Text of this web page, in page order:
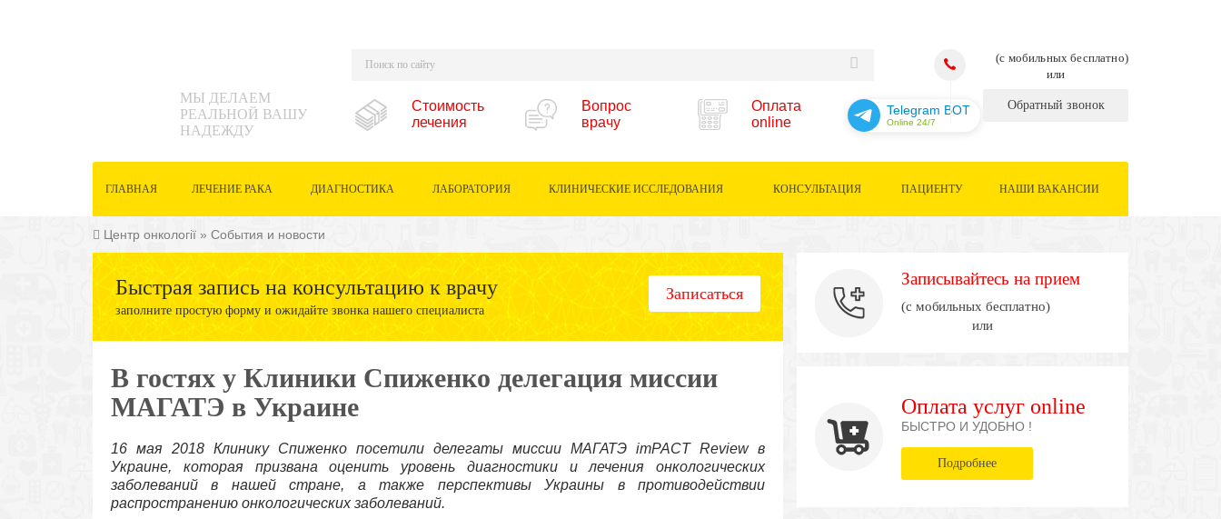
(с мобильных бесплатно)
или
Обратный звонок
МЫ ДЕЛАЕМ
РЕАЛЬНОЙ ВАШУ
НАДЕЖДУ
Стоимость
лечения
Вопрос
врачу
Оплата
online
Telegram BOT
Online 24/7
ГЛАВНАЯ ЛЕЧЕНИЕ РАКА ДИАГНОСТИКА ЛАБОРАТОРИЯ КЛИНИЧЕСКИЕ ИССЛЕДОВАНИЯ КОНСУЛЬТАЦИЯ ПАЦИЕНТУ НАШИ ВАКАНСИИ
Центр онкології » События и новости
Быстрая запись на консультацию к врачу
заполните простую форму и ожидайте звонка нашего специалиста
Записаться
В гостях у Клиники Спиженко делегация миссии
МАГАТЭ в Украине
16 мая 2018 Клинику Спиженко посетили делегаты миссии МАГАТЭ imPACT Review в
Украине, которая призвана оценить уровень диагностики и лечения онкологических
заболеваний в нашей стране, а также перспективы Украины в противодействии
распространению онкологических заболеваний.
Записывайтесь на прием
(с мобильных бесплатно)
или
Оплата услуг online
БЫСТРО И УДОБНО !
Подробнее